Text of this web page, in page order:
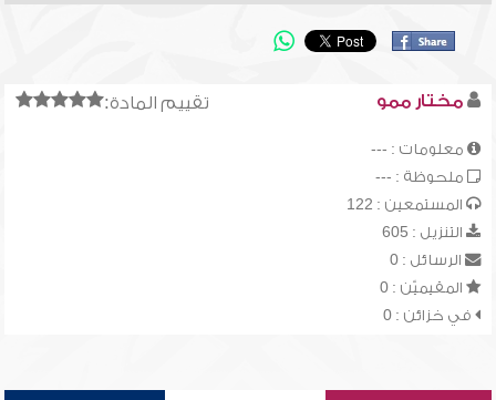
تقييم المادة: مختار ممو
معلومات : ---
ملحوظة : ---
المستمعين : 122
التنزيل : 605
الرسائل : 0
المقيميّن : 0
في خزائن : 0